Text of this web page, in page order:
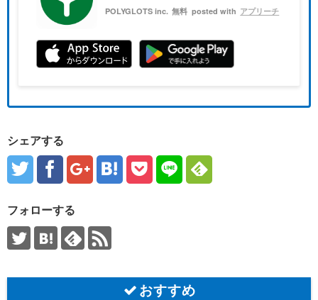
POLYGLOTS inc. 無料 posted with アプリーチ
シェアする
フォローする
おすすめ